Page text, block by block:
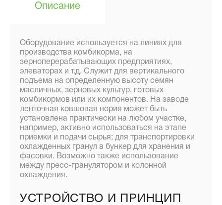
Описание
Оборудование используется на линиях для
производства комбикорма, на
зерноперерабатывающих предприятиях,
элеваторах и т.д. Служит для вертикального
подъема на определенную высоту семян
масличных, зерновых культур, готовых
комбикормов или их компонентов. На заводе
ленточная ковшовая нория может быть
установлена практически на любом участке,
например, активно использоваться на этапе
приемки и подачи сырья; для транспортировки
охлажденных гранул в бункер для хранения и
фасовки. Возможно также использование
между пресс-гранулятором и колонной
охлаждения.
УСТРОЙСТВО И ПРИНЦИП